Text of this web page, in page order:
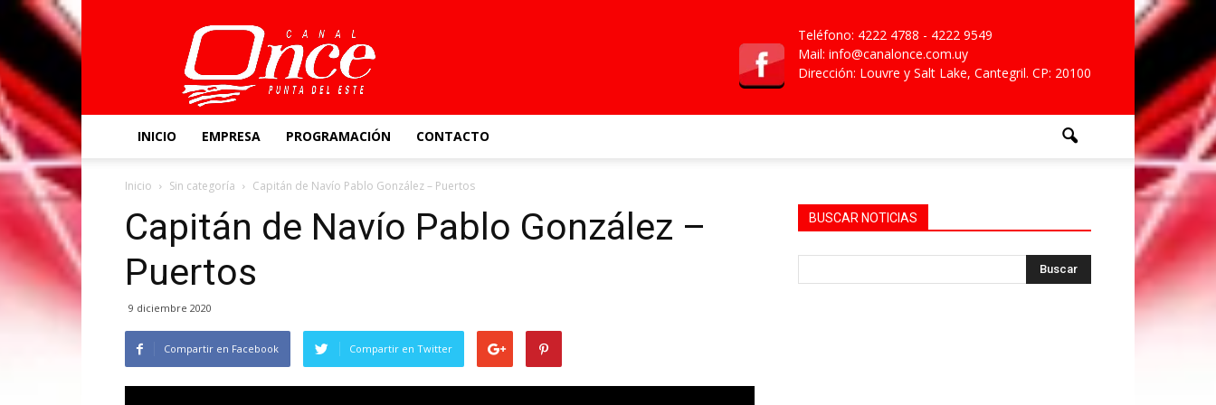
Canal
Once
Teléfono: 4222 4788 - 4222 9549
Mail: info@canalonce.com.uy
Dirección: Louvre y Salt Lake, Cantegril. CP: 20100
INICIO EMPRESA PROGRAMACIÓN CONTACTO
Inicio Sin categoría Capitán de Navío Pablo González – Puertos
Capitán de Navío Pablo González –
Puertos
9 diciembre 2020
Compartir en Facebook Compartir en Twitter
BUSCAR NOTICIAS